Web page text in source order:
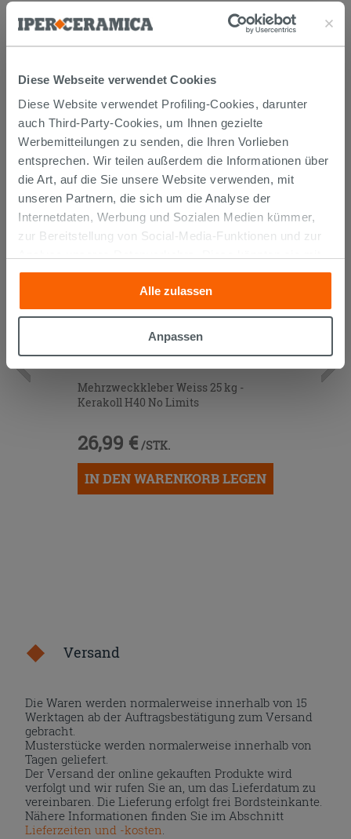
Diese Webseite verwendet Cookies
Diese Website verwendet Profiling-Cookies, darunter
auch Third-Party-Cookies, um Ihnen gezielte
Werbemitteilungen zu senden, die Ihren Vorlieben
entsprechen. Wir teilen außerdem die Informationen über
die Art, auf die Sie unsere Website verwenden, mit
unseren Partnern, die sich um die Analyse der
Internetdaten, Werbung und Sozialen Medien kümmer,
zur Bereitstellung von Social-Media-Funktionen und zur
anderen Informationen, die Sie ihnen geliefert haben oder
die sie aufgrund Ihrer Verwendung ihrer Dienste
gesammelt haben, kombinieren. Falls Sie mehr wissen
möchten oder Ihre Zustimmung zu allen oder einigen
Zustimmung kann durch Klicken auf die Schaltfläche
„Cookies akzeptieren“ gegeben werden. Wenn Sie auf
die Schaltfläche "X" klicken, können Sie das Surfen erst
Alle zulassen
Anpassen
KUNDEN, DIE DIESEN ARTIKEL
GEKAUFT HABEN, KAUFTEN
AUCH...
Mehrzweckkleber Weiss 25 kg -
Kerakoll H40 No Limits
26,99 € /STK.
IN DEN WARENKORB LEGEN
Versand
Die Waren werden normalerweise innerhalb von 15
Werktagen ab der Auftragsbestätigung zum Versand
gebracht.
Musterstücke werden normalerweise innerhalb von
Tagen geliefert.
Der Versand der online gekauften Produkte wird
verfolgt und wir rufen Sie an, um das Lieferdatum zu
vereinbaren. Die Lieferung erfolgt frei Bordsteinkante.
Nähere Informationen finden Sie im Abschnitt
Lieferzeiten und -kosten.